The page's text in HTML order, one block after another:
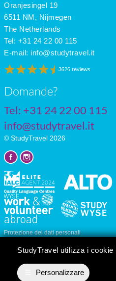
Preventivo
StudyTravel utilizza i
Personalizzare
Oranjesingel 19
6511 NM, Nijmegen
The Netherlands
Tel: +31 24 22 00 115
E-mail: info@studytravel.it
3626 reviews
Domande?
Tel: +31 24 22 00 115
info@studytravel.it
© StudyTravel 2026
Protezione dei dati personali